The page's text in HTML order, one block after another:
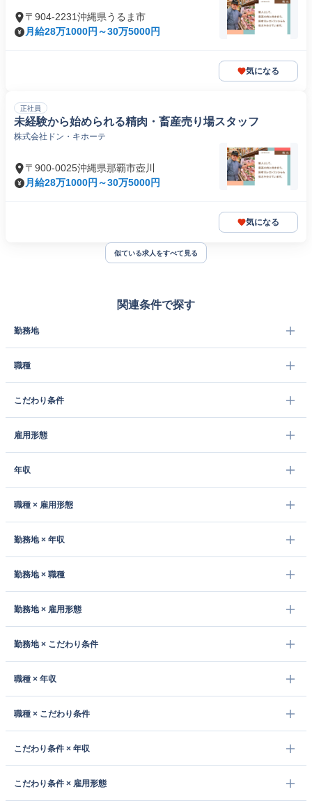
〒904-2231沖縄県うるま市
月給28万1000円～30万5000円
気になる
正社員
未経験から始められる精肉・畜産売り場スタッフ
株式会社ドン・キホーテ
〒900-0025沖縄県那覇市壺川
月給28万1000円～30万5000円
気になる
似ている求人をすべて見る
関連条件で探す
勤務地
職種
こだわり条件
雇用形態
年収
職種 × 雇用形態
勤務地 × 年収
勤務地 × 職種
勤務地 × 雇用形態
勤務地 × こだわり条件
職種 × 年収
職種 × こだわり条件
こだわり条件 × 年収
こだわり条件 × 雇用形態